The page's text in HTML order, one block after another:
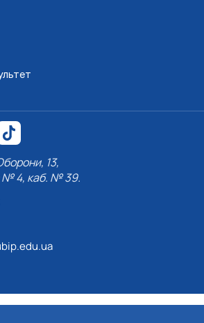
13,
№ 4, каб. № 39.